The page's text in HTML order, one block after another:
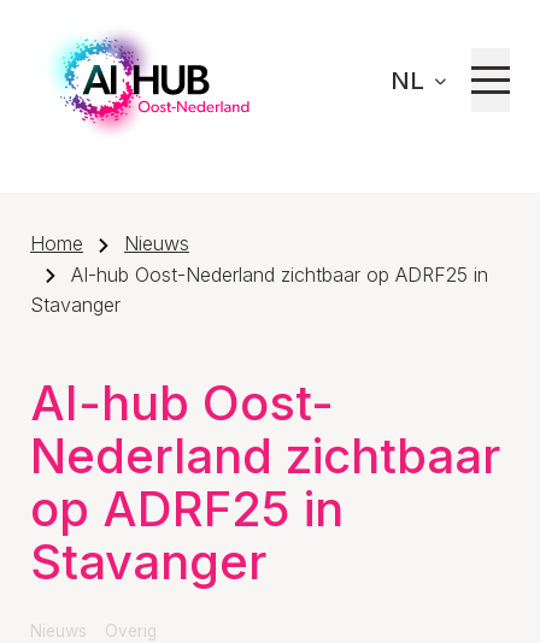
NL
Home
Nieuws
AI-hub Oost-Nederland zichtbaar op ADRF25 in
Stavanger
AI-hub Oost-
Nederland zichtbaar
op ADRF25 in
Stavanger
Nieuws Overig